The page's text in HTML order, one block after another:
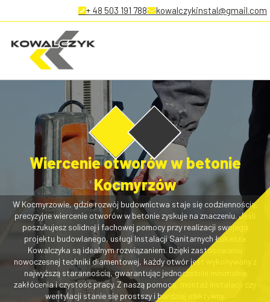
+ 48 503 191 788 kowalczykinstal@gmail.com
Wiercenie otworów w betonie
Kocmyrzów
W Kocmyrzowie, gdzie rozwój budownictwa staje się codziennością,
precyzyjne wiercenie otworów w betonie zyskuje na znaczeniu. Jeśli
poszukujesz solidnej i fachowej pomocy przy realizacji swojego
projektu budowlanego, usługi Instalacji Sanitarnych Łukasza
Kowalczyka są idealnym rozwiązaniem. Dzięki zastosowaniu
nowoczesnej techniki diamentowej, każdy otwór jest wykonywany z
najwyższą starannością, gwarantując jednocześnie minimalne
zakłócenia i czystość pracy. Z naszą pomocą, montaż instalacji czy
wentylacji stanie się prostszy i bardziej efektywny.